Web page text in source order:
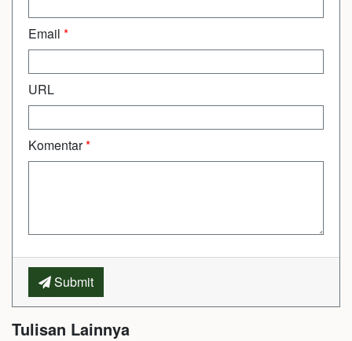
Email *
URL
Komentar*
Submit
Tulisan Lainnya